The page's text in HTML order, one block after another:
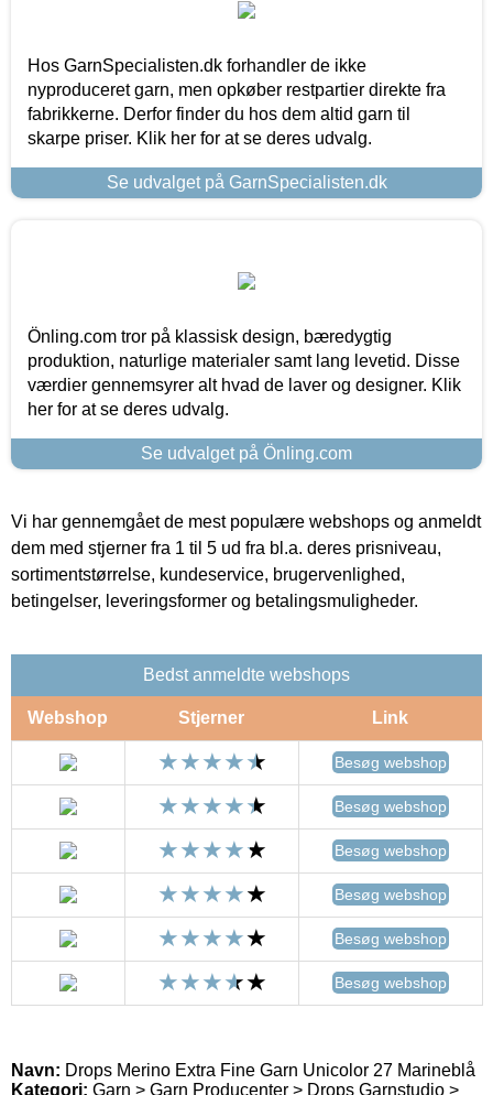
Hos GarnSpecialisten.dk forhandler de ikke
nyproduceret garn, men opkøber restpartier direkte fra
fabrikkerne. Derfor finder du hos dem altid garn til
skarpe priser. Klik her for at se deres udvalg.
Se udvalget på GarnSpecialisten.dk
Önling.com tror på klassisk design, bæredygtig
produktion, naturlige materialer samt lang levetid. Disse
værdier gennemsyrer alt hvad de laver og designer. Klik
her for at se deres udvalg.
Se udvalget på Önling.com
Vi har gennemgået de mest populære webshops og anmeldt
dem med stjerner fra 1 til 5 ud fra bl.a. deres prisniveau,
sortimentstørrelse, kundeservice, brugervenlighed,
betingelser, leveringsformer og betalingsmuligheder.
Bedst anmeldte webshops
Webshop Stjerner Link
Besøg webshop
Besøg webshop
Besøg webshop
Besøg webshop
Besøg webshop
Besøg webshop
Navn: Drops Merino Extra Fine Garn Unicolor 27 Marineblå
Kategori: Garn > Garn Producenter > Drops Garnstudio >